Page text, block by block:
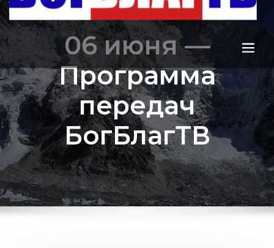
06 июня —
Программа
передач
БогБлагТВ